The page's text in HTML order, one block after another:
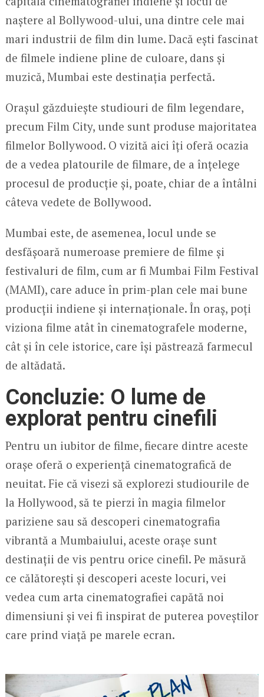
naștere al Bollywood-ului, una dintre cele mai
mari industrii de film din lume. Dacă ești fascinat
de filmele indiene pline de culoare, dans și
muzică, Mumbai este destinația perfectă.
Orașul găzduiește studiouri de film legendare,
precum Film City, unde sunt produse majoritatea
filmelor Bollywood. O vizită aici îți oferă ocazia
de a vedea platourile de filmare, de a înțelege
procesul de producție și, poate, chiar de a întâlni
câteva vedete de Bollywood.
Mumbai este, de asemenea, locul unde se
desfășoară numeroase premiere de filme și
festivaluri de film, cum ar fi Mumbai Film Festival
(MAMI), care aduce în prim-plan cele mai bune
producții indiene și internaționale. În oraș, poți
viziona filme atât în cinematografele moderne,
cât și în cele istorice, care își păstrează farmecul
de altădată.
Concluzie: O lume de
explorat pentru cinefili
Pentru un iubitor de filme, fiecare dintre aceste
orașe oferă o experiență cinematografică de
neuitat. Fie că visezi să explorezi studiourile de
la Hollywood, să te pierzi în magia filmelor
pariziene sau să descoperi cinematografia
vibrantă a Mumbaiului, aceste orașe sunt
destinații de vis pentru orice cinefil. Pe măsură
ce călătorești și descoperi aceste locuri, vei
vedea cum arta cinematografiei capătă noi
dimensiuni și vei fi inspirat de puterea poveștilor
care prind viață pe marele ecran.